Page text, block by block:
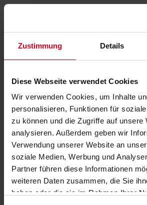
Zustimmung Details
Diese Webseite verwendet Cookies
Wir verwenden Cookies, um Inhalte
personalisieren, Funktionen für
zu können und die Zugriffe auf unsere
analysieren. Außerdem geben wir
Verwendung unserer Website an
soziale Medien, Werbung und
Partner führen diese Informationen
weiteren Daten zusammen, die Sie
haben oder die sie im Rahmen Ihrer